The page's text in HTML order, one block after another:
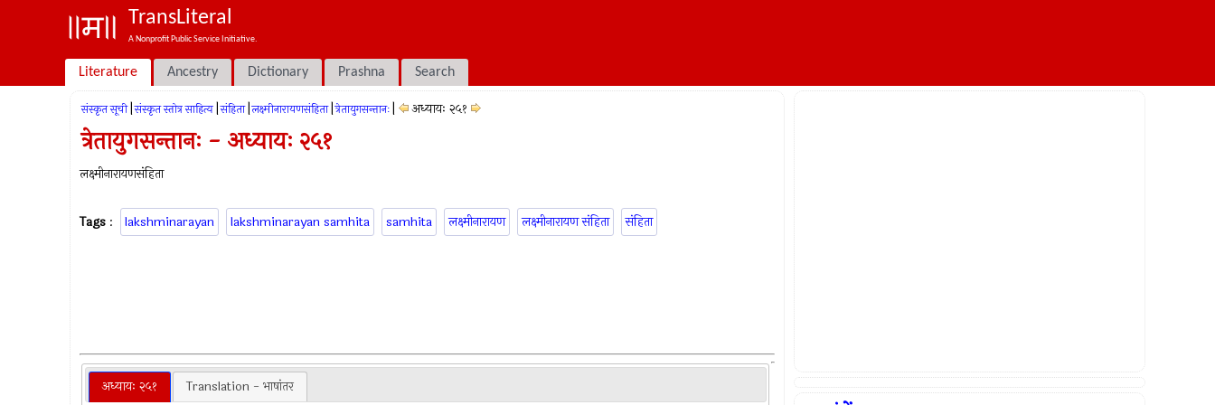
TransLiteral
A Nonprofit Public Service Initiative.
Literature Ancestry Dictionary Prashna Search
संस्कृत सूची संस्कृत स्तोत्र साहित्य संहिता लक्ष्मीनारायणसंहिता त्रेतायुगसन्तानः अध्यायः २५१
त्रेतायुगसन्तानः - अध्यायः २५१
लक्ष्मीनारायणसंहिता
Tags : lakshminarayan lakshminarayan samhita samhita लक्ष्मीनारायण लक्ष्मीनारायण संहिता संहिता
अध्यायः २५१ Translation - भाषांतर